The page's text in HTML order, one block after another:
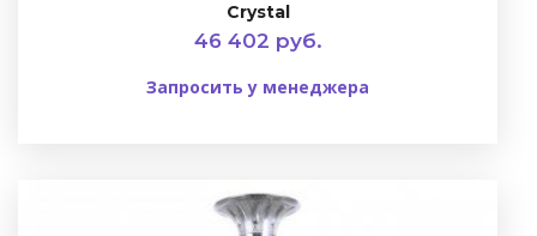
Crystal
46 402 руб.
Запросить у менеджера